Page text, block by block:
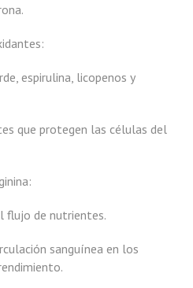
espirulina, licopenos y
que protegen las células del
flujo de nutrientes.
sanguínea en los